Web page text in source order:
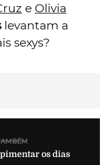
e Olivia
levantam a
sexys?
os dias